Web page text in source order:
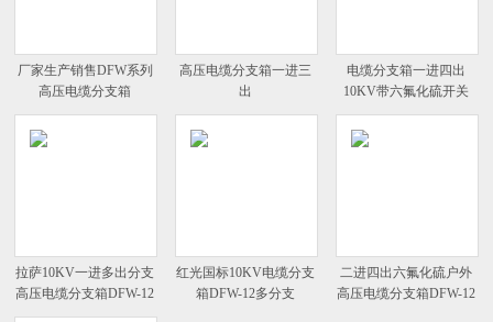
厂家生产销售DFW系列
高压电缆分支箱
高压电缆分支箱一进三
出
电缆分支箱一进四出
10KV带六氟化硫开关
拉萨10KV一进多出分支
高压电缆分支箱DFW-12
红光国标10KV电缆分支
箱DFW-12多分支
二进四出六氟化硫户外
高压电缆分支箱DFW-12